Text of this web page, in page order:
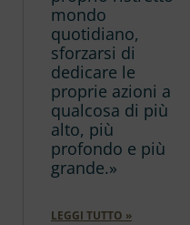
mondo
quotidiano,
sforzarsi di
dedicare le
proprie azioni a
qualcosa di più
alto, più
profondo e più
grande.»
LEGGI TUTTO »